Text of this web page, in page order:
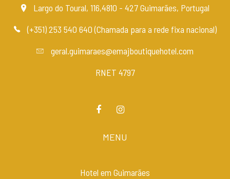
Largo do Toural, 116,4810 - 427 Guimarães, Portugal
(+351) 253 540 640 (Chamada para a rede fixa nacional)
geral.guimaraes@emajboutiquehotel.com
RNET 4797
MENU
Hotel em Guimarães